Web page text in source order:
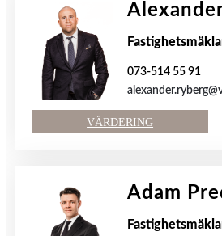
073-514 55 91
VÄRDERING
Adam